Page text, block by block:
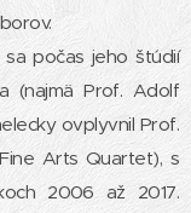
počas jeho štúdií
(najmä Prof. Adolf
ovplyvnil Prof.
Arts Quartet), s
2006 až 2017.